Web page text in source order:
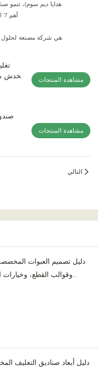
هدايا ديم سوم)، تنمو صناديق الهدايا الراقية ذات هيكل فتح النافذة بسرعة.
اتصل بنا على الفور، Mojiu Packaging هي شركة مصنعة لحلول التغليف.
للخدش
مشاهدة المنتجات
مشاهدة المنتجات
التالي
دليل تصميم العبوات
وقوالب القطع، وخيارات
دليل أبعاد صناديق التغليف